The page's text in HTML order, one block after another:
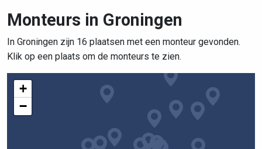
Monteurs in Groningen
In Groningen zijn 16 plaatsen met een monteur gevonden.
Klik op een plaats om de monteurs te zien.
+
−